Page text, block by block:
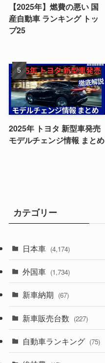
【2025年】燃費の悪い 国
産自動車 ランキング トッ
プ25
2025年 トヨタ 新型車発売
モデルチェンジ情報 まとめ
カテゴリー
日本車 (4,174)
(1,321)
(329)
(357)
外国車 (1,734)
(242)
新車納期 (67)
(28)
(8)
新車販売台数 (227)
(21)
自動車ランキング (75)